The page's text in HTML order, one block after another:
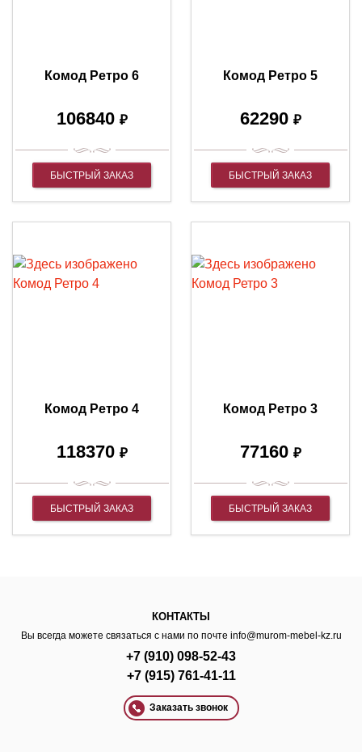
Комод Ретро 6
106840 ₽
БЫСТРЫЙ ЗАКАЗ
Комод Ретро 5
62290 ₽
БЫСТРЫЙ ЗАКАЗ
Комод Ретро 4
118370 ₽
БЫСТРЫЙ ЗАКАЗ
Комод Ретро 3
77160 ₽
БЫСТРЫЙ ЗАКАЗ
КОНТАКТЫ
Вы всегда можете связаться с нами по почте info@murom-mebel-kz.ru
+7 (910) 098-52-43
+7 (915) 761-41-11
Заказать звонок